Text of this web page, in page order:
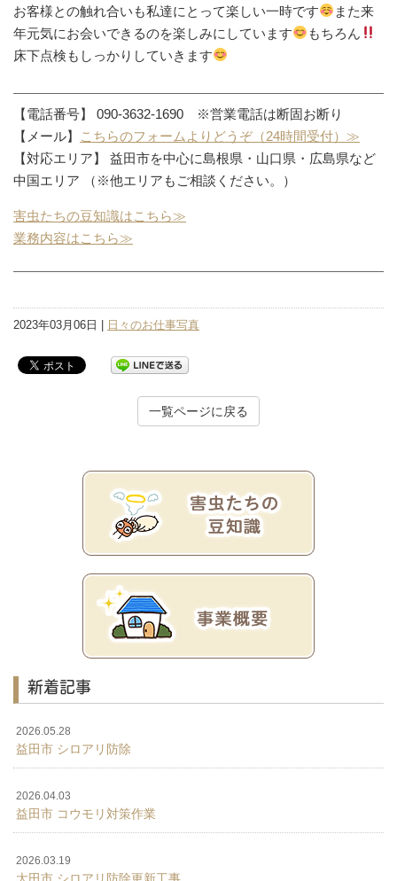
お客様との触れ合いも私達にとって楽しい一時です
また来
年元気にお会いできるのを楽しみにしています
もちろん
床下点検もしっかりしていきます
【電話番号】 090-3632-1690 ※営業電話は断固お断り
【メール】
こちらのフォームよりどうぞ（24時間受付）≫
【対応エリア】 益田市を中心に島根県・山口県・広島県など
中国エリア （※他エリアもご相談ください。）
害虫たちの豆知識はこちら≫
業務内容はこちら≫
2023年03月06日 | 日々のお仕事写真
一覧ページに戻る
新着記事
2026.05.28
益田市 シロアリ防除
2026.04.03
益田市 コウモリ対策作業
2026.03.19